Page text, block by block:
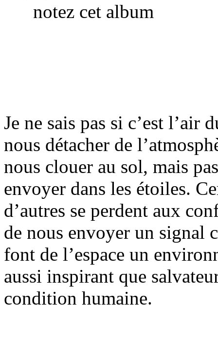
notez cet album
Je ne sais pas si c’est l’air
nous détacher de
nous clouer au sol, mais
envoyer dans les étoiles.
d’autres se perdent aux
de nous envoyer un signal
font de l’espace un
aussi inspirant que
condition humaine.